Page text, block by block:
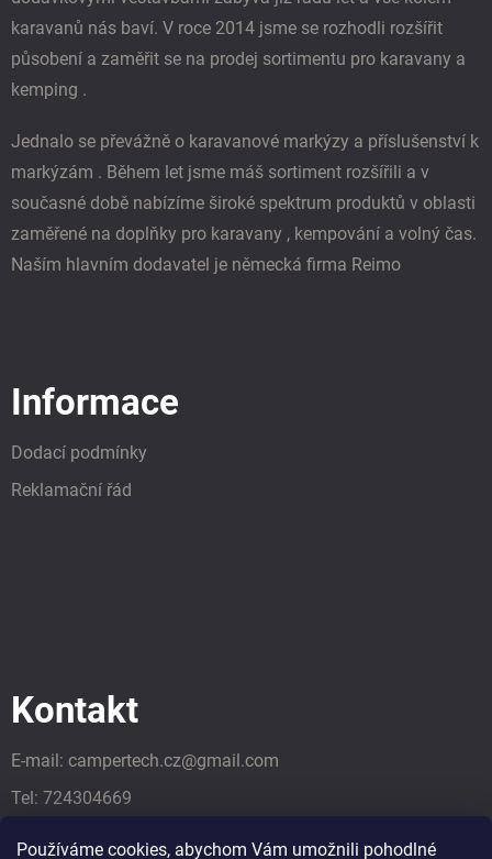
Používáme cookies, abychom Vám umožnili pohodlné
karavanů nás baví. V roce 2014 jsme se rozhodli rozšířit
působení a zaměřit se na prodej sortimentu pro karavany a
kemping .
Jednalo se převážně o karavanové markýzy a příslušenství k
markýzám . Během let jsme máš sortiment rozšířili a v
současné době nabízíme široké spektrum produktů v oblasti
zaměřené na doplňky pro karavany , kempování a volný čas.
Naším hlavním dodavatel je německá firma Reimo
Informace
Dodací podmínky
Reklamační řád
Kontakt
E-mail: campertech.cz@gmail.com
Tel: 724304669